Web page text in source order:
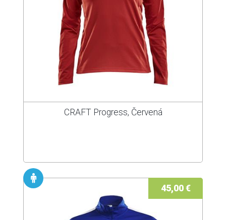
CRAFT Progress, Červená
45,00 €